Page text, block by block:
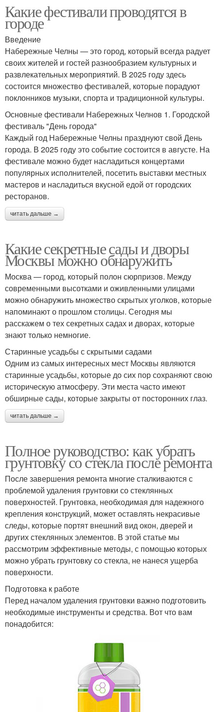
Какие фестивали проводятся в
городе
Введение
Набережные Челны — это город, который всегда радует
своих жителей и гостей разнообразием культурных и
развлекательных мероприятий. В 2025 году здесь
состоится множество фестивалей, которые порадуют
поклонников музыки, спорта и традиционной культуры.
Основные фестивали Набережных Челнов 1. Городской
фестиваль "День города"
Каждый год Набережные Челны празднуют свой День
города. В 2025 году это событие состоится в августе. На
фестивале можно будет насладиться концертами
популярных исполнителей, посетить выставки местных
мастеров и насладиться вкусной едой от городских
ресторанов.
читать дальше →
Какие секретные сады и дворы
Москвы можно обнаружить
Москва — город, который полон сюрпризов. Между
современными высотками и оживленными улицами
можно обнаружить множество скрытых уголков, которые
напоминают о прошлом столицы. Сегодня мы
расскажем о тех секретных садах и дворах, которые
знают только немногие.
Старинные усадьбы с скрытыми садами
Одним из самых интересных мест Москвы являются
старинные усадьбы, которые до сих пор сохраняют свою
историческую атмосферу. Эти места часто имеют
обширные сады, которые закрыты от посторонних глаз.
читать дальше →
Полное руководство: как убрать
грунтовку со стекла после ремонта
После завершения ремонта многие сталкиваются с
проблемой удаления грунтовки со стеклянных
поверхностей. Грунтовка, необходимая для надежного
крепления конструкций, может оставлять некрасивые
следы, которые портят внешний вид окон, дверей и
других стеклянных элементов. В этой статье мы
рассмотрим эффективные методы, с помощью которых
можно убрать грунтовку со стекла, не нанеся ущерба
поверхности.
Подготовка к работе
Перед началом удаления грунтовки важно подготовить
необходимые инструменты и средства. Вот что вам
понадобится: